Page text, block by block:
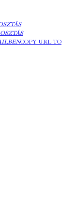
COPY URL TO